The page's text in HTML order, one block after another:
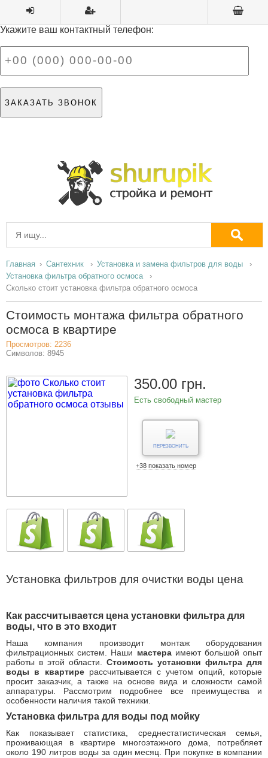
Укажите ваш контактный телефон:
Главная Сантехник
Установка и замена фильтров для воды
Установка фильтра обратного осмоса
Сколько стоит установка фильтра обратного осмоса
Стоимость монтажа фильтра обратного
осмоса в квартире
Просмотров: 2236
Символов: 8945
350.00 грн.
Есть свободный мастер
ПЕРЕЗВОНИТЬ
+38 показать номер
Установка фильтров для очистки воды цена
Как рассчитывается цена установки фильтра для
воды, что в это входит
Наша компания производит монтаж оборудования
фильтрационных систем. Наши мастераимеют большой опыт
работы в этой области. Стоимость установки фильтра для
воды в квартирерассчитывается с учетом опций, которые
просит заказчик, а также на основе вида и сложности самой
аппаратуры. Рассмотрим подробнее все преимущества и
особенности наличия такой техники.
Установка фильтра для воды под мойку
Как показывает статистика, среднестатистическая семья,
проживающая в квартире многоэтажного дома, потребляет
около 190 литров воды за один месяц. При покупке в компании